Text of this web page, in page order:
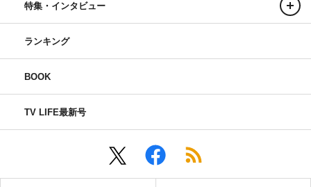
特集・インタビュー
ランキング
BOOK
TV LIFE最新号